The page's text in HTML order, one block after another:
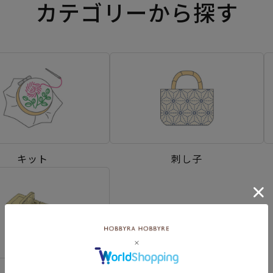
カテゴリーから探す
キット 刺し子